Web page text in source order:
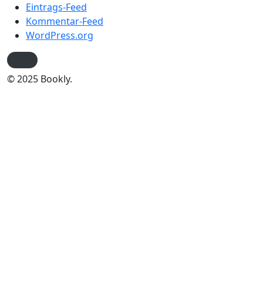
Eintrags-Feed
Kommentar-Feed
WordPress.org
© 2025 Bookly.